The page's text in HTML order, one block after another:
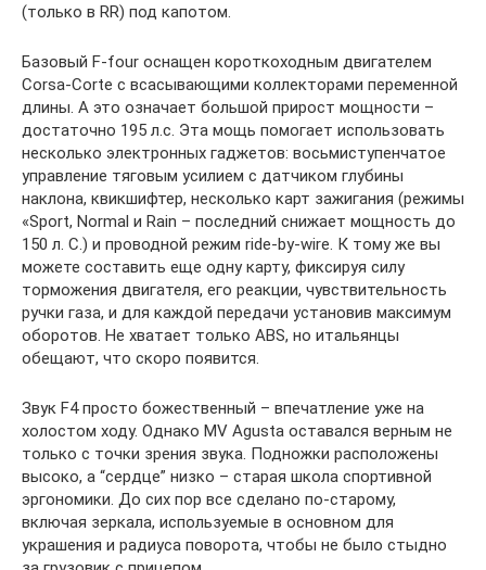
(только в RR) под капотом.
Базовый F-four оснащен короткоходным двигателем
Corsa-Corte с всасывающими коллекторами переменной
длины. А это означает большой прирост мощности –
достаточно 195 л.с. Эта мощь помогает использовать
несколько электронных гаджетов: восьмиступенчатое
управление тяговым усилием с датчиком глубины
наклона, квикшифтер, несколько карт зажигания (режимы
«Sport, Normal и Rain – последний снижает мощность до
150 л. С.) и проводной режим ride-by-wire. К тому же вы
можете составить еще одну карту, фиксируя силу
торможения двигателя, его реакции, чувствительность
ручки газа, и для каждой передачи установив максимум
оборотов. Не хватает только ABS, но итальянцы
обещают, что скоро появится.
Звук F4 просто божественный – впечатление уже на
холостом ходу. Однако MV Agusta оставался верным не
только с точки зрения звука. Подножки расположены
высоко, а “сердце” низко – старая школа спортивной
эргономики. До сих пор все сделано по-старому,
включая зеркала, используемые в основном для
украшения и радиуса поворота, чтобы не было стыдно